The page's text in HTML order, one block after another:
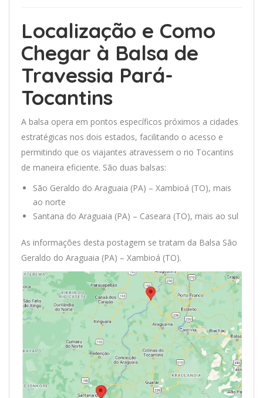
Localização e Como
Chegar à Balsa de
Travessia Pará-
Tocantins
A balsa opera em pontos específicos próximos a cidades
estratégicas nos dois estados, facilitando o acesso e
permitindo que os viajantes atravessem o rio Tocantins
de maneira eficiente. São duas balsas:
São Geraldo do Araguaia (PA) – Xambioá (TO), mais
ao norte
Santana do Araguaia (PA) – Caseara (TO), mais ao sul
As informações desta postagem se tratam da Balsa São
Geraldo do Araguaia (PA) – Xambioá (TO).